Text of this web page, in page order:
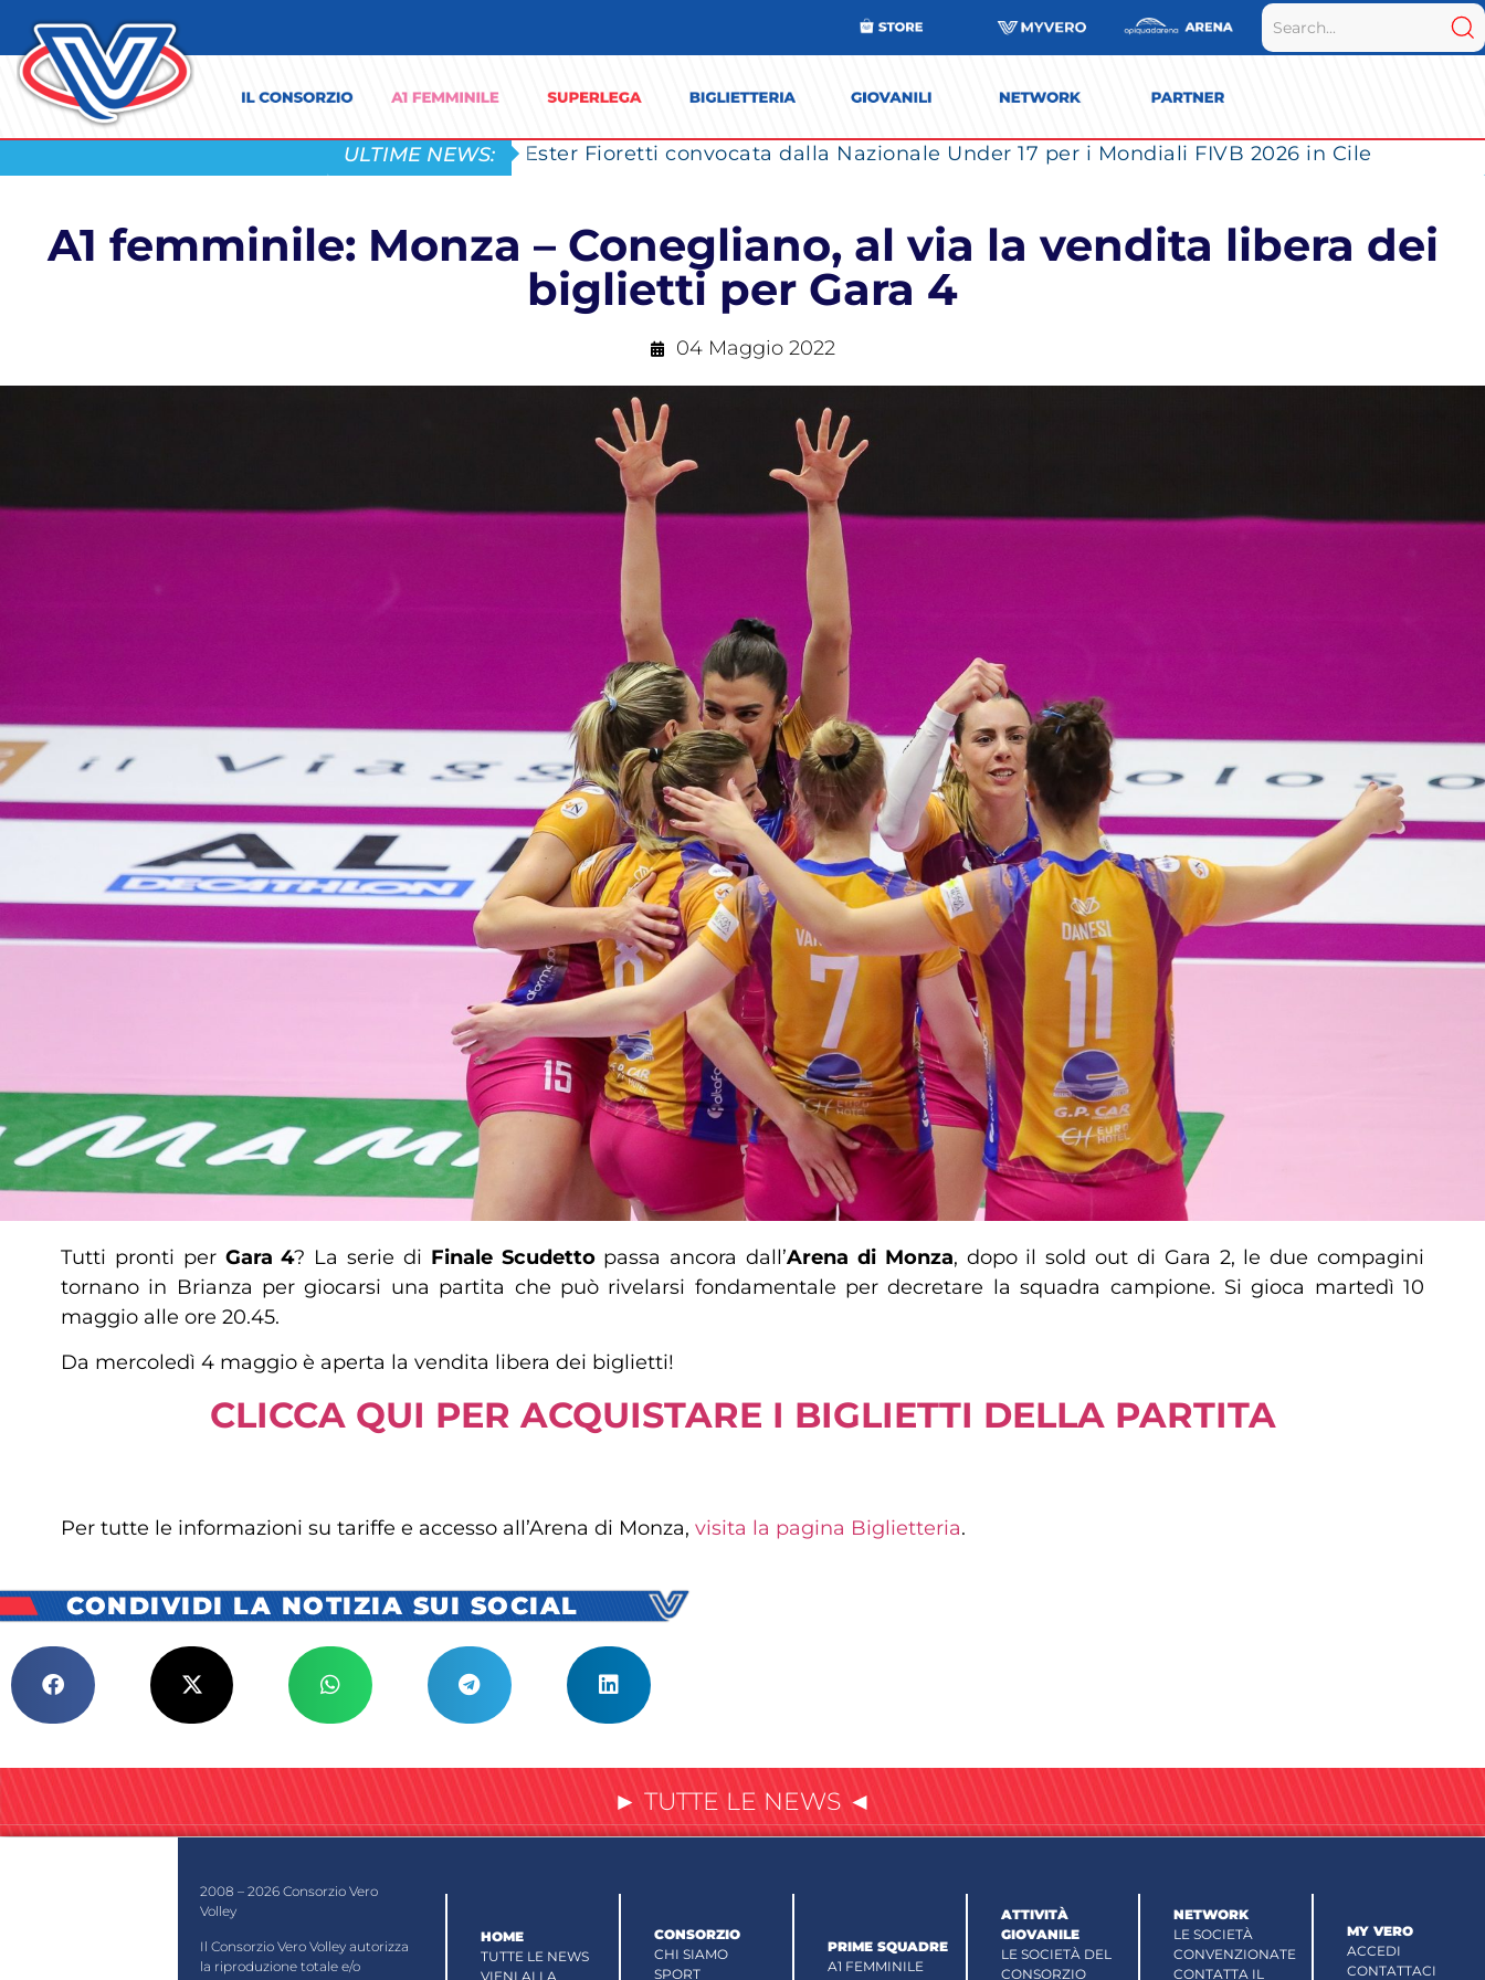
ULTIME NEWS: Ester Fioretti convocata dalla Nazionale Under 17 per i Mondiali FIVB 2026 in Cile
A1 femminile: Monza – Conegliano, al via la vendita libera dei
biglietti per Gara 4
04 Maggio 2022
Tutti pronti per Gara 4? La serie di Finale Scudettopassa ancora dall’Arena di Monza, dopo il sold out di Gara 2, le due compagini
tornano in Brianza per giocarsi una partita che può rivelarsi fondamentale per decretare la squadra campione. Si gioca martedì 10
maggio alle ore 20.45.
Da mercoledì 4 maggio è aperta la vendita libera dei biglietti!
CLICCA QUI PER ACQUISTARE I BIGLIETTI DELLA PARTITA
Per tutte le informazioni su tariffe e accesso all’Arena di Monza, visita la pagina Biglietteria.
CONDIVIDI LA NOTIZIA SUI SOCIAL
► TUTTE LE NEWS ◄
2008 – 2026 Consorzio Vero
Volley
Il Consorzio Vero Volley autorizza
la riproduzione totale e/o
HOME
TUTTE LE NEWS
VIENI ALLA
CONSORZIO
CHI SIAMO
SPORT
PRIME SQUADRE
A1 FEMMINILE
ATTIVITÀ
GIOVANILE
LE SOCIETÀ DEL
CONSORZIO
NETWORK
LE SOCIETÀ
CONVENZIONATE
CONTATTA IL
MY VERO
ACCEDI
CONTATTACI